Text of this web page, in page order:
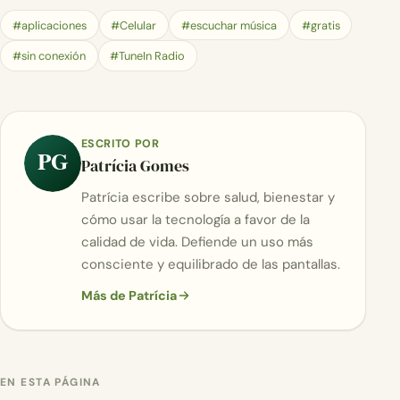
#aplicaciones #Celular #escuchar música #gratis
#sin conexión #TuneIn Radio
PG
ESCRITO POR
Patrícia Gomes
Patrícia escribe sobre salud, bienestar y
cómo usar la tecnología a favor de la
calidad de vida. Defiende un uso más
consciente y equilibrado de las pantallas.
Más de Patrícia
EN ESTA PÁGINA